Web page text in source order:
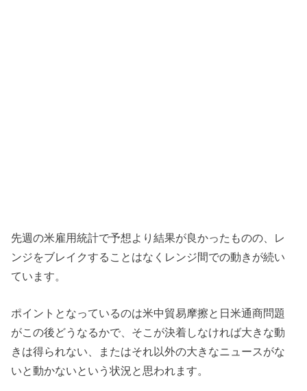
先週の米雇用統計で予想より結果が良かったものの、レ
ンジをブレイクすることはなくレンジ間での動きが続い
ています。
ポイントとなっているのは米中貿易摩擦と日米通商問題
がこの後どうなるかで、そこが決着しなければ大きな動
きは得られない、またはそれ以外の大きなニュースがな
いと動かないという状況と思われます。